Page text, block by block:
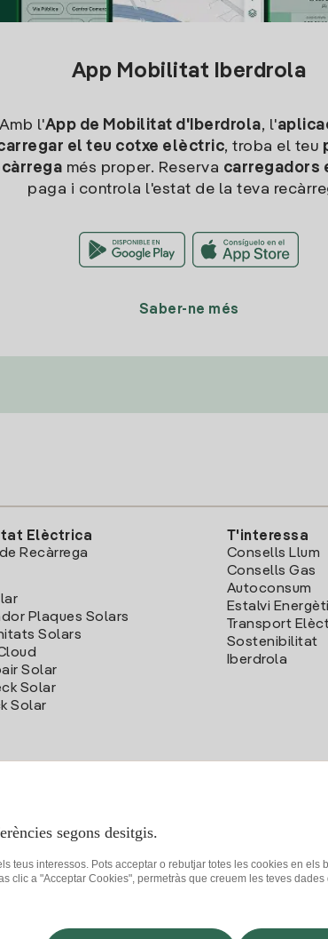
App Mobilitat Iberdrola
Amb l'App de Mobilitat d'Iberdrola, l'
el teu cotxe elèctric, troba el teu
més proper. Reserva carregadors
paga i controla l'estat de la teva
Saber-ne més
Elèctrica
Recàrrega
Plaques Solars
Solars
Solar
Solar
Solar
T'interessa
Consells Llum
Consells Gas
Autoconsum
Estalvi
Transport
Sostenibilitat
Iberdrola
segons desitgis.
teus interessos. Pots acceptar o rebutjar totes les cookies en els
clic a "Acceptar Cookies", permetràs que creuem les teves